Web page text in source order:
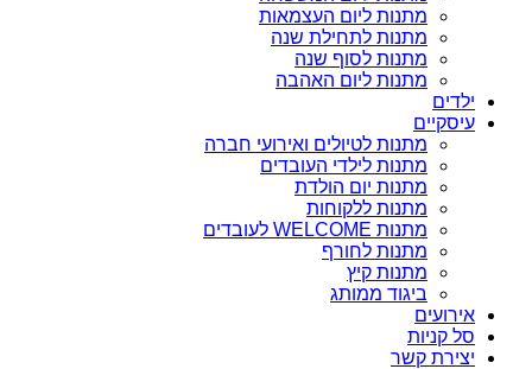
מתנות ליום העצמאות
מתנות לתחילת שנה
מתנות לסוף שנה
מתנות ליום האהבה
ילדים
עיסקיים
מתנות לטיולים ואירועי חברה
מתנות לילדי העובדים
מתנות יום הולדת
מתנות ללקוחות
מתנות WELCOME לעובדים
מתנות לחורף
מתנות קיץ
ביגוד ממותג
אירועים
סל קניות
יצירת קשר